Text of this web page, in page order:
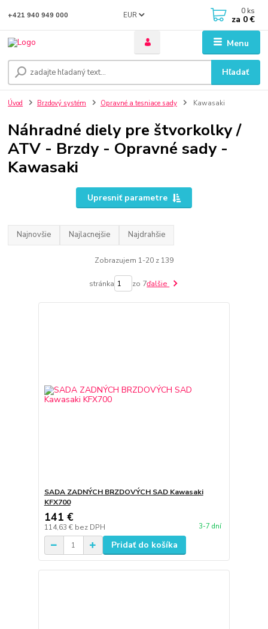
Menu
EUR
Hľadať
+421 940 949 000 0 ks
za 0 €
Úvod Brzdový systém Opravné a tesniace sady Kawasaki
Náhradné diely pre štvorkolky /
ATV - Brzdy - Opravné sady -
Kawasaki
Upresniť parametre
Najnovšie Najlacnejšie Najdrahšie
Zobrazujem 1-20 z 139
stránka zo 7ďalšie
SADA ZADNÝCH BRZDOVÝCH SAD Kawasaki
KFX700
141 €
114,63 € bez DPH 3-7 dní
Pridať do košíka